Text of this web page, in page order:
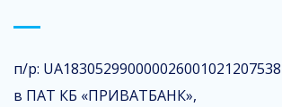
п/р: UA183052990000026001021207538
в ПАТ КБ «ПРИВАТБАНК»,